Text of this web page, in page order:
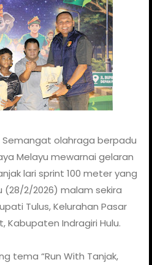
olahraga berpadu
Melayu mewarnai gelaran
lari sprint 100 meter yang
2/2026) malam sekira
Tulus, Kelurahan Pasar
Kabupaten Indragiri Hulu.
tema “Run With Tanjak,